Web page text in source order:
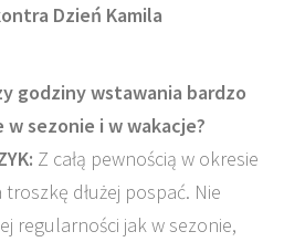
Dzień Kamila
godziny wstawania bardzo
w sezonie i w wakacje?
Z całą pewnością w okresie
dłużej pospać. Nie
regularności jak w sezonie,